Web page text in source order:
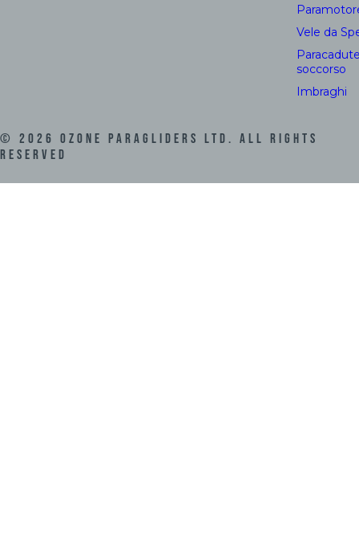
Vele da
soccorso
Imbraghi
© 2026 Ozone Paragliders LTD. All Rights
Reserved